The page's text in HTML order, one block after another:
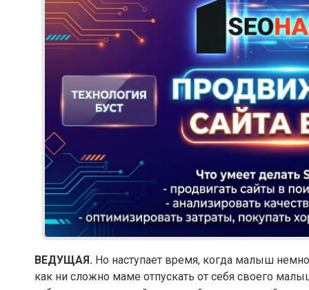
ВЕДУЩАЯ. Но наступает время, когда малыш
как ни сложно маме отпускать от себя своего